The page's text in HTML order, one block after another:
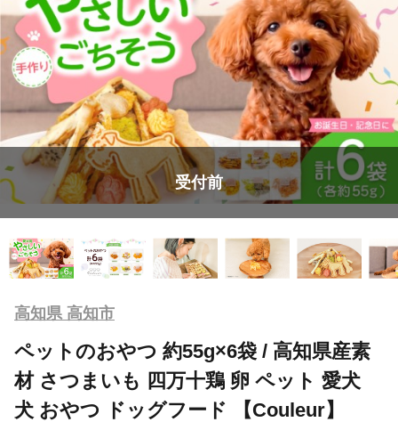
受付前
高知県 高知市
ペットのおやつ 約55g×6袋 / 高知県産素
材 さつまいも 四万十鶏 卵 ペット 愛犬
犬 おやつ ドッグフード 【Couleur】